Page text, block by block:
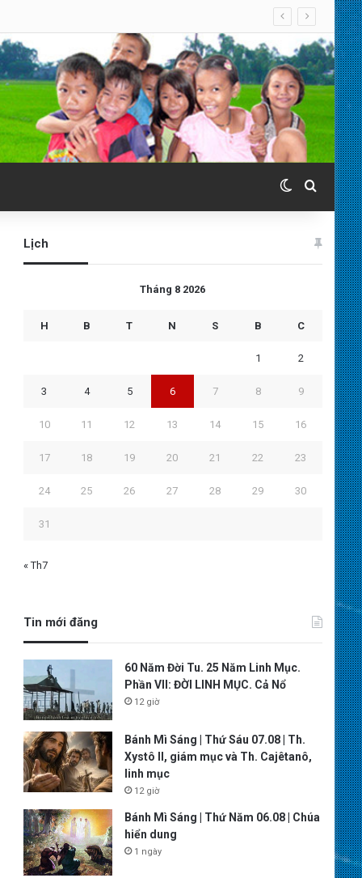
Switch skin
Search
Lịch
Tháng 8 2026
H B T N S B C
1 2
3 4 5 6 7 8 9
10 11 12 13 14 15 16
17 18 19 20 21 22 23
24 25 26 27 28 29 30
31
« Th7
Tin mới đăng
60 Năm Đời Tu. 25 Năm Linh Mục.
Phần VII: ĐỜI LINH MỤC. Cả Nổ
12 giờ
Bánh Mì Sáng | Thứ Sáu 07.08 | Th.
Xystô II, giám mục và Th. Cajêtanô,
linh mục
12 giờ
Bánh Mì Sáng | Thứ Năm 06.08 | Chúa
hiển dung
1 ngày